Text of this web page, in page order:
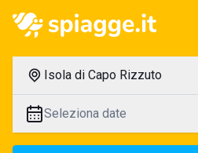
Isola di Capo Rizzuto
Seleziona date